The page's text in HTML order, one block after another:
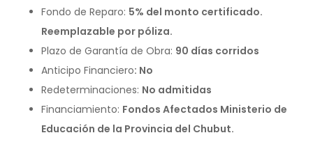
Fondo de Reparo: 5% del monto certificado.
Reemplazable por póliza.
Plazo de Garantía de Obra: 90 días corridos
Anticipo Financiero: No
Redeterminaciones: No admitidas
Financiamiento: Fondos Afectados Ministerio de
Educación de la Provincia del Chubut.